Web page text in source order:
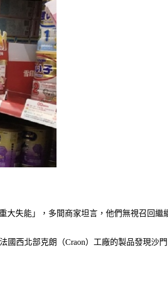
失能」，多間商家坦言，他們無視召回繼
西北部克朗（Craon）工廠的製品發現沙